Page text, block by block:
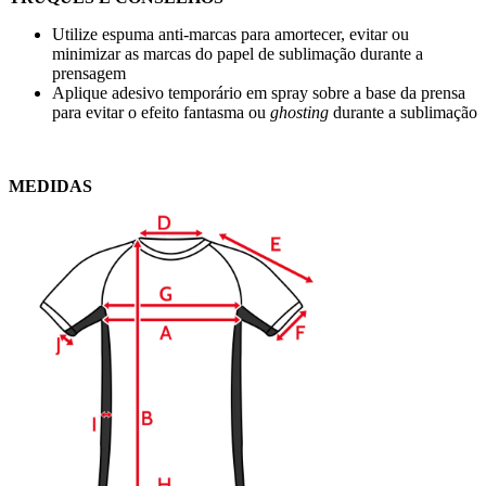
Utilize espuma anti-marcas para amortecer, evitar ou
minimizar as marcas do papel de sublimação durante a
prensagem
Aplique adesivo temporário em spray sobre a base da prensa
para evitar o efeito fantasma ou ghosting durante a sublimação
MEDIDAS